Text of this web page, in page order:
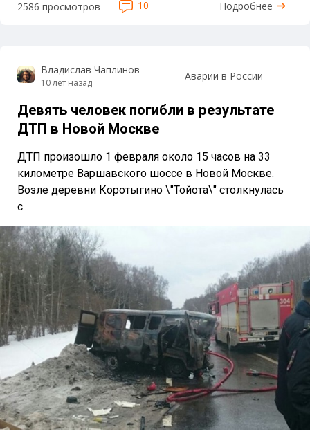
2586 просмотров 10 Подробнее
Владислав Чаплинов
10 лет назад Аварии в России
Девять человек погибли в результате
ДТП в Новой Москве
ДТП произошло 1 февраля около 15 часов на 33
километре Варшавского шоссе в Новой Москве.
Возле деревни Коротыгино \"Тойота\" столкнулась
с...